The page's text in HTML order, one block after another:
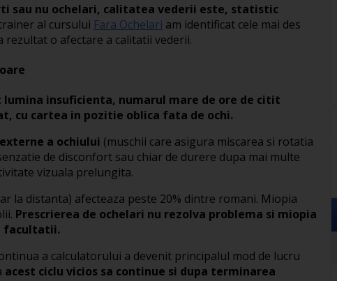
sau nu ochelari, calitatea vederii este, statistic
al cursului Fara Ochelari am identificat cele mai des
o afectare a calitatii vederii.
lumina insuficienta, numarul mare de ore de citit
cu cartea in pozitie oblica fata de ochi.
a ochiului (muschii care asigura miscarea si rotatia
de disconfort sau chiar de durere dupa mai multe
vizuala prelungita.
la distanta) afecteaza peste 20% dintre romani. Miopia
Prescrierea de ochelari nu rezolva problema si miopia
facultatii.
a calculatorului a devenit principalul mod de lucru
acest ciclu vicios sa continue si dupa terminarea